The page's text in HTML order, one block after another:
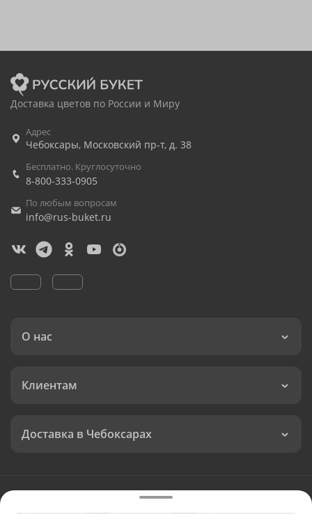
Доставка цветов по России и Миру
Адрес
Чебоксары, Московский пр-т, д. 38
Бесплатно. Круглосуточно
8-800-333-0905
По любым вопросам
info@rus-buket.ru
О нас
Клиентам
Доставка в Чебоксарах
Валюта: